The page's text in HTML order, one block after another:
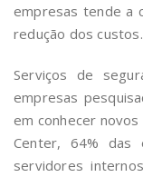
empresas tende a
redução dos custos.
Serviços de
empresas
em conhecer
Center, 64% das
servidores